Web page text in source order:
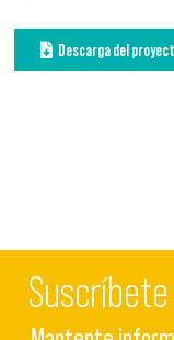
Descarga del